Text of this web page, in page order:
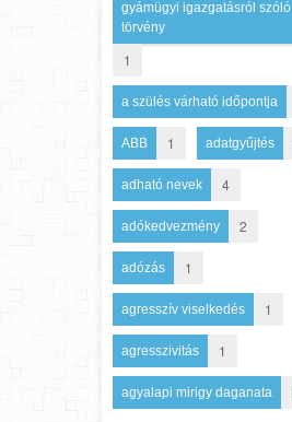
gyámügyi igazgatásról szóló
törvény
1
a szülés várható időpontja
ABB 1 adatgyűjtés
adható nevek 4
adókedvezmény 2
adózás 1
agresszív viselkedés 1
agresszivitás 1
agyalapi mirigy daganata